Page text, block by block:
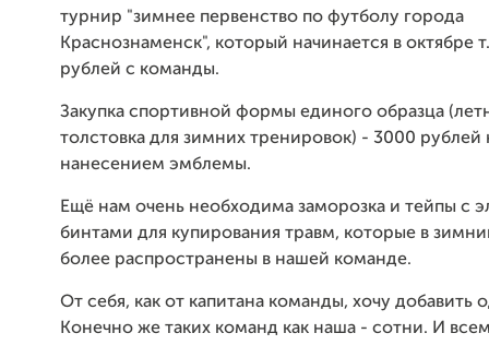
турнир "зимнее первенство по футболу города
Краснознаменск", который начинается в октябре
рублей с команды.
Закупка спортивной формы единого образца
толстовка для зимних тренировок) - 3000 рублей
нанесением эмблемы.
Ещё нам очень необходима заморозка и тейпы с
бинтами для купирования травм, которые в
более распространены в нашей команде.
От себя, как от капитана команды, хочу добавить
Конечно же таких команд как наша - сотни. И